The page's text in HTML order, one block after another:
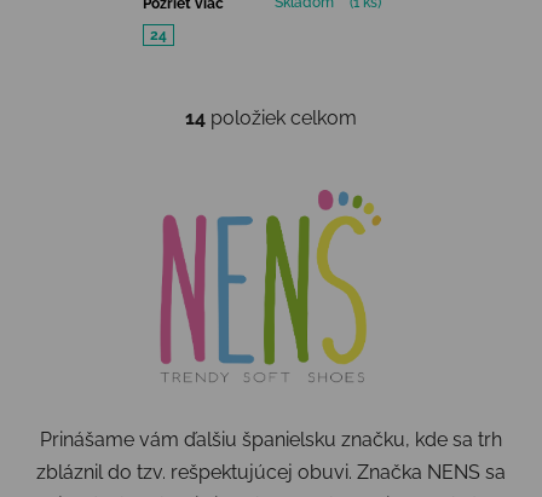
Pozrieť viac
24
Ovládacie prvky výpisu
14 položiek celkom
Prinášame vám ďalšiu španielsku značku, kde sa trh
zbláznil do tzv. rešpektujúcej obuvi. Značka NENS sa